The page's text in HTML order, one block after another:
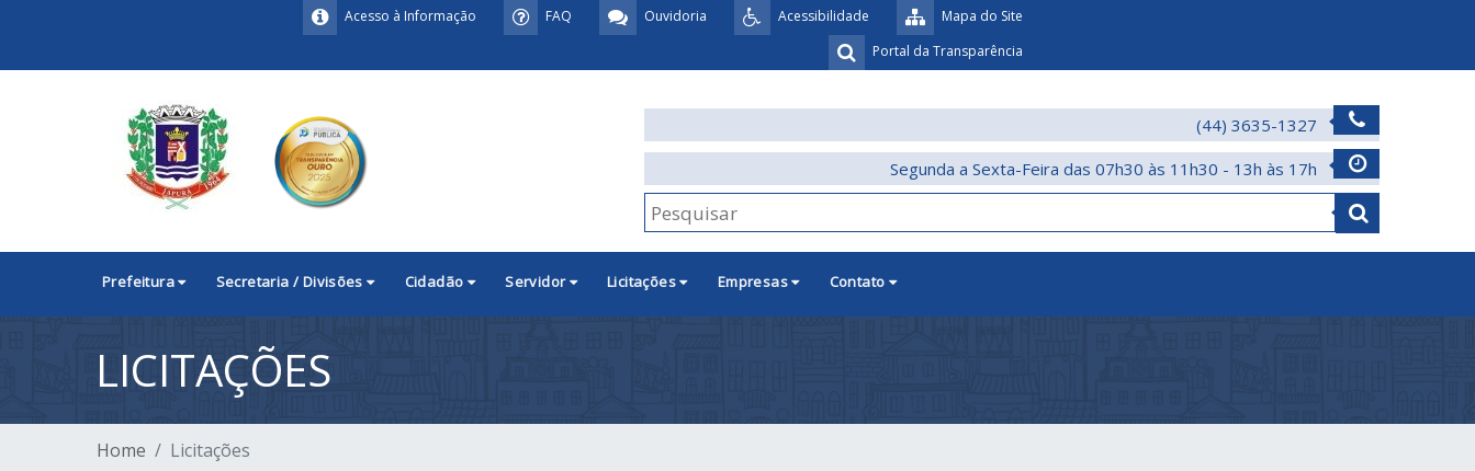
Mapa do Site
Acessibilidade
Ouvidoria
FAQ
Acesso à Informação
Portal da Transparência
(44) 3635-1327
Segunda a Sexta-Feira das 07h30 às 11h30 - 13h às 17h
Prefeitura Secretaria / Divisões Cidadão Servidor Licitações Empresas Contato
LICITAÇÕES
Home Licitações